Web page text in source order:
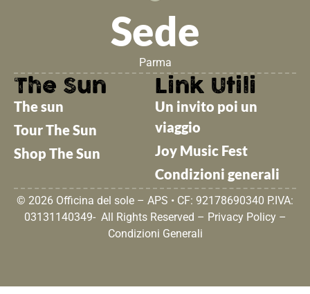
Sede
Parma
The Sun
The sun
Tour The Sun
Shop The Sun
Link Utili
Un invito poi un
viaggio
Joy Music Fest
Condizioni generali
© 2026 Officina del sole – APS • CF: 92178690340 P.IVA:
03131140349- All Rights Reserved – Privacy Policy–
Condizioni Generali